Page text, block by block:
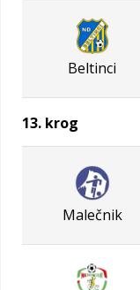
Beltinci
13. krog
Malečnik